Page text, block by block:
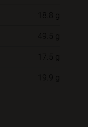
18.8 g
49.5 g
17.5 g
19.9 g